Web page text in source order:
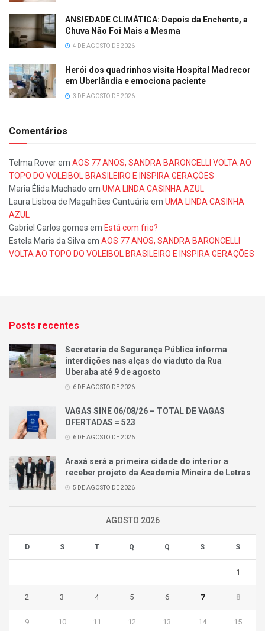
ANSIEDADE CLIMÁTICA: Depois da Enchente, a
Chuva Não Foi Mais a Mesma
4 DE AGOSTO DE 2026
Herói dos quadrinhos visita Hospital Madrecor
em Uberlândia e emociona paciente
3 DE AGOSTO DE 2026
Comentários
Telma Roverem AOS 77 ANOS, SANDRA BARONCELLI VOLTA AO
TOPO DO VOLEIBOL BRASILEIRO E INSPIRA GERAÇÕES
Maria Élida Machado em UMA LINDA CASINHA AZUL
Laura Lisboa de Magalhães Cantuária em UMA LINDA CASINHA
AZUL
Gabriel Carlos gomes em Está com frio?
Estela Maris da Silva em AOS 77 ANOS, SANDRA BARONCELLI
VOLTA AO TOPO DO VOLEIBOL BRASILEIRO E INSPIRA GERAÇÕES
Posts recentes
Secretaria de Segurança Pública informa
interdições nas alças do viaduto da Rua
Uberaba até 9 de agosto
6 DE AGOSTO DE 2026
VAGAS SINE 06/08/26 – TOTAL DE VAGAS
OFERTADAS = 523
6 DE AGOSTO DE 2026
Araxá será a primeira cidade do interior a
receber projeto da Academia Mineira de Letras
5 DE AGOSTO DE 2026
AGOSTO 2026
D S T Q Q S S
1
2 3 4 5 6 7 8
9 10 11 12 13 14 15